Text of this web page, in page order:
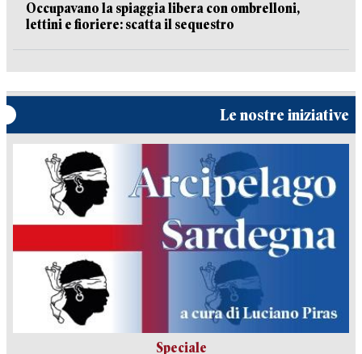
Occupavano la spiaggia libera con ombrelloni,
lettini e fioriere: scatta il sequestro
Le nostre iniziative
Speciale